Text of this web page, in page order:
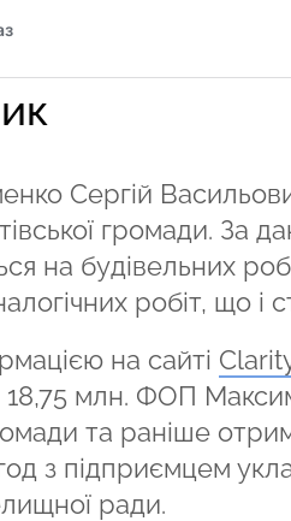
Сергій
громади. За
на будівельних
робіт, що і
на сайті
18,75 млн. ФОП
та раніше
з підприємцем
ради.